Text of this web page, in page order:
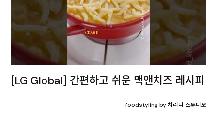
[LG Global] 간편하고 쉬운 맥앤치즈 레시피
foodstyling by 차리다 스튜디오